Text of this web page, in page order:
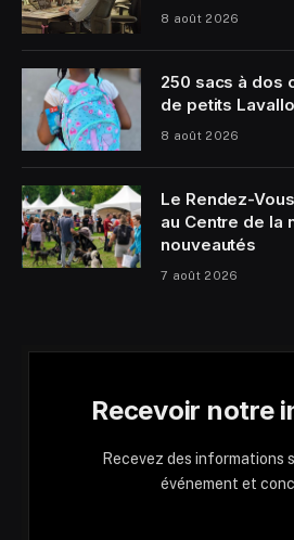
8 août 2026
250 sacs à dos
de petits
8 août 2026
Le Rendez-
au Centre de la
nouveautés
7 août 2026
Recevoir notre
Recevez des informations
événement et